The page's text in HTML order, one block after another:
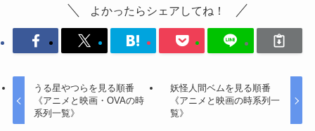
よかったらシェアしてね！
うる星やつらを見る順番
《アニメと映画・OVAの時
系列一覧》
妖怪人間ベムを見る順番
《アニメと映画の時系列一
覧》